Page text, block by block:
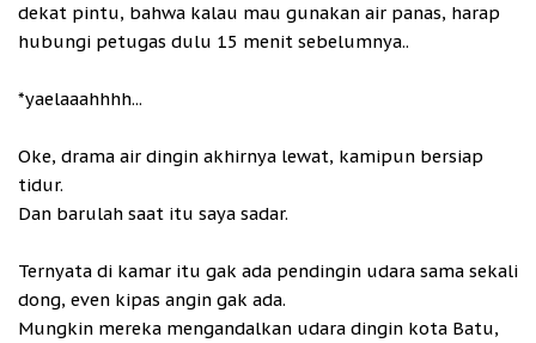
dekat pintu, bahwa kalau mau gunakan air panas, harap
hubungi petugas dulu 15 menit sebelumnya..
*yaelaaahhhh...
Oke, drama air dingin akhirnya lewat, kamipun bersiap
tidur.
Dan barulah saat itu saya sadar.
Ternyata di kamar itu gak ada pendingin udara sama sekali
dong, even kipas angin gak ada.
Mungkin mereka mengandalkan udara dingin kota Batu,